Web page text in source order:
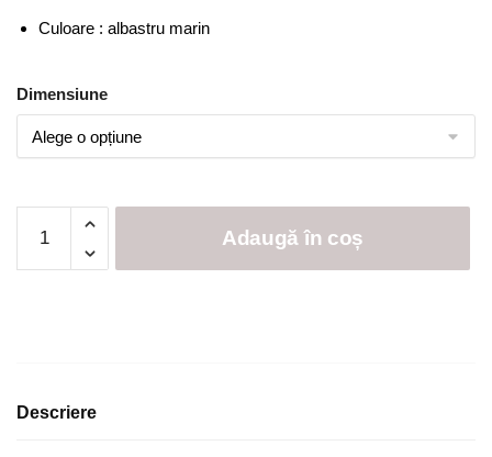
Culoare : albastru marin
Dimensiune
2
100%,
Adaugă în coș
Descriere